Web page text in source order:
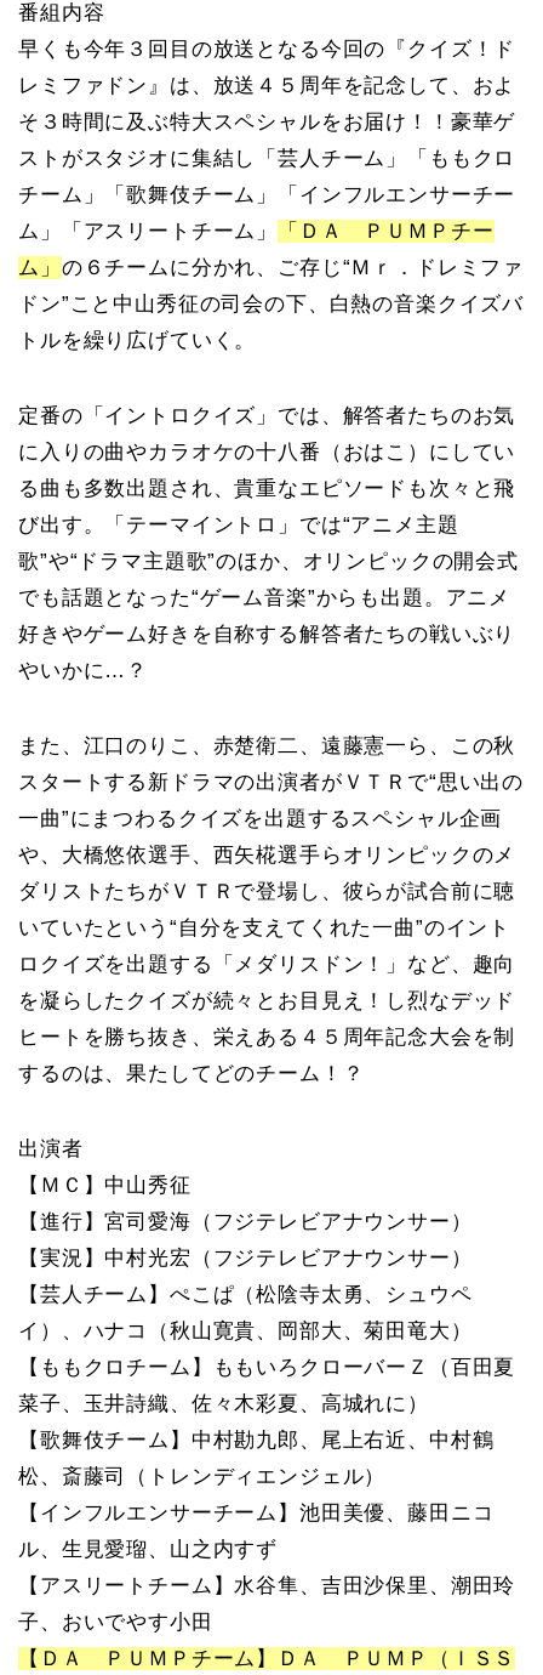
番組内容
早くも今年３回目の放送となる今回の『クイズ！ド
レミファドン』は、放送４５周年を記念して、およ
そ３時間に及ぶ特大スペシャルをお届け！！豪華ゲ
ストがスタジオに集結し「芸人チーム」「ももクロ
チーム」「歌舞伎チーム」「インフルエンサーチー
ム」「アスリートチーム」
「ＤＡ ＰＵＭＰチー
ム」 の６チームに分かれ、ご存じ“Ｍｒ．ドレミファ
ドン”こと中山秀征の司会の下、白熱の音楽クイズバ
トルを繰り広げていく。
定番の「イントロクイズ」では、解答者たちのお気
に入りの曲やカラオケの十八番（おはこ）にしてい
る曲も多数出題され、貴重なエピソードも次々と飛
び出す。「テーマイントロ」では“アニメ主題
歌”や“ドラマ主題歌”のほか、オリンピックの開会式
でも話題となった“ゲーム音楽”からも出題。アニメ
好きやゲーム好きを自称する解答者たちの戦いぶり
やいかに…？
また、江口のりこ、赤楚衛二、遠藤憲一ら、この秋
スタートする新ドラマの出演者がＶＴＲで“思い出の
一曲”にまつわるクイズを出題するスペシャル企画
や、大橋悠依選手、西矢椛選手らオリンピックのメ
ダリストたちがＶＴＲで登場し、彼らが試合前に聴
いていたという“自分を支えてくれた一曲”のイント
ロクイズを出題する「メダリスドン！」など、趣向
を凝らしたクイズが続々とお目見え！し烈なデッド
ヒートを勝ち抜き、栄えある４５周年記念大会を制
するのは、果たしてどのチーム！？
出演者
【ＭＣ】中山秀征
【進行】宮司愛海（フジテレビアナウンサー）
【実況】中村光宏（フジテレビアナウンサー）
【芸人チーム】ぺこぱ（松陰寺太勇、シュウペ
イ）、ハナコ（秋山寛貴、岡部大、菊田竜大）
【ももクロチーム】ももいろクローバーＺ（百田夏
菜子、玉井詩織、佐々木彩夏、高城れに）
【歌舞伎チーム】中村勘九郎、尾上右近、中村鶴
松、斎藤司（トレンディエンジェル）
【インフルエンサーチーム】池田美優、藤田ニコ
ル、生見愛瑠、山之内すず
【アスリートチーム】水谷隼、吉田沙保里、潮田玲
子、おいでやす小田
【ＤＡ ＰＵＭＰチーム】ＤＡ ＰＵＭＰ（ＩＳＳ